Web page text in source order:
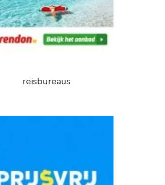
reisbureaus